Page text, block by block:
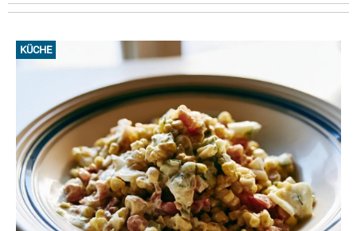
KÜCHE